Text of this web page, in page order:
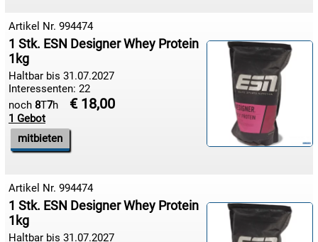
10.08:
10.08:
11.08:
11.08:

Artikel Nr. 994474
1 Stk. ESN Designer Whey Protein
1kg
Haltbar bis 31.07.2027
Interessenten: 22
noch 8T7h € 18,00
1 Gebot
mitbieten
Artikel Nr. 994474
1 Stk. ESN Designer Whey Protein
1kg
Haltbar bis 31.07.2027